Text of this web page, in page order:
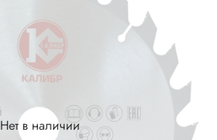
Нет в наличии